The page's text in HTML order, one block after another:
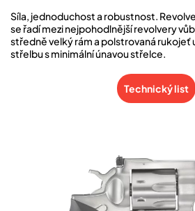
Síla, jednoduchost a robustnost.
se řadí mezi nejpohodlnější revolvery
středně velký rám a polstrovaná rukojeť
střelbu s minimální únavou střelce.
Technický list